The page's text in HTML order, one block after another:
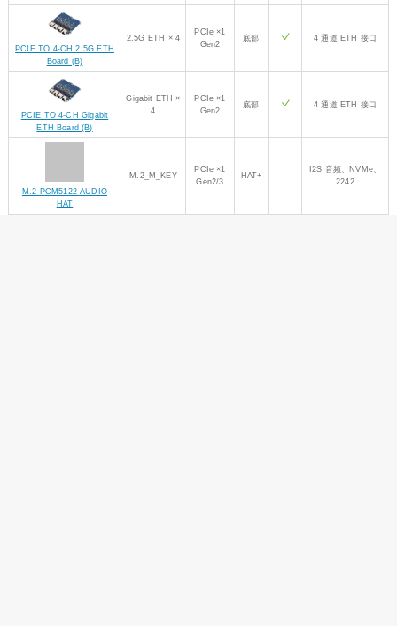
PCIE TO 4-CH 2.5G ETH
Board (B)
2.5G ETH × 4
PCIe ×1
Gen2
底部 4 通道 ETH 接口
PCIE TO 4-CH Gigabit
ETH Board (B)
Gigabit ETH ×
4
PCIe ×1
Gen2
底部 4 通道 ETH 接口
M.2 PCM5122 AUDIO
HAT
M.2_M_KEY
PCIe ×1
Gen2/3
HAT+
I2S 音频、NVMe、
2242